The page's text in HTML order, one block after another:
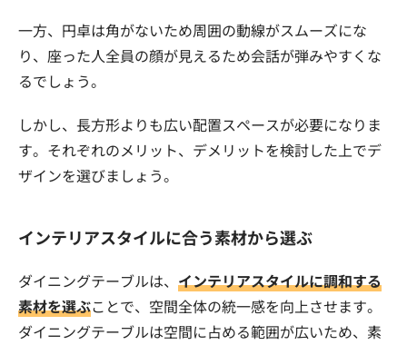
一方、円卓は角がないため周囲の動線がスムーズにな
り、座った人全員の顔が見えるため会話が弾みやすくな
るでしょう。
しかし、長方形よりも広い配置スペースが必要になりま
す。それぞれのメリット、デメリットを検討した上でデ
ザインを選びましょう。
インテリアスタイルに合う素材から選ぶ
ダイニングテーブルは、 インテリアスタイルに調和する
素材を選ぶことで、空間全体の統一感を向上させます。
ダイニングテーブルは空間に占める範囲が広いため、素